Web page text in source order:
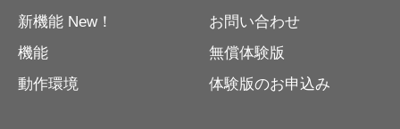
新機能 New！
機能
動作環境
お問い合わせ
無償体験版
体験版のお申込み